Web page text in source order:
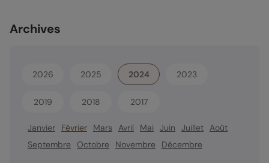
Archives
2026 2025 2024 2023
2019 2018 2017
Janvier Février Mars Avril Mai Juin Juillet
Août
Septembre
Octobre Novembre Décembre